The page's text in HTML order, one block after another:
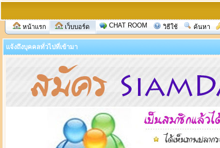
หน้าแรก เว็บบอร์ด CHAT ROOM วิธีใช้ ค้นหา
แจ้งถึงบุคคลทั่วไปที่เข้ามา